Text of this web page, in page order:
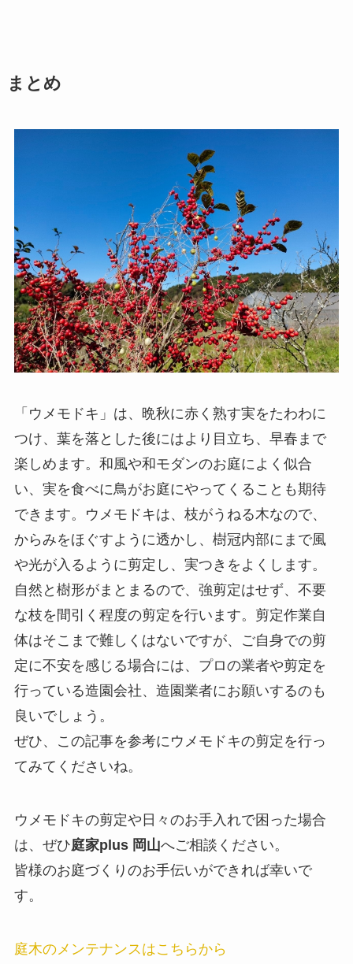
まとめ
「ウメモドキ」は、晩秋に赤く熟す実をたわわに
つけ、葉を落とした後にはより目立ち、早春まで
楽しめます。和風や和モダンのお庭によく似合
い、実を食べに鳥がお庭にやってくることも期待
できます。ウメモドキは、枝がうねる木なので、
からみをほぐすように透かし、樹冠内部にまで風
や光が入るように剪定し、実つきをよくします。
自然と樹形がまとまるので、強剪定はせず、不要
な枝を間引く程度の剪定を行います。剪定作業自
体はそこまで難しくはないですが、ご自身での剪
定に不安を感じる場合には、プロの業者や剪定を
行っている造園会社、造園業者にお願いするのも
良いでしょう。
ぜひ、この記事を参考にウメモドキの剪定を行っ
てみてくださいね。
ウメモドキの剪定や日々のお手入れで困った場合
は、ぜひ庭家plus 岡山へご相談ください。
皆様のお庭づくりのお手伝いができれば幸いで
す。
庭木のメンテナンスはこちらから